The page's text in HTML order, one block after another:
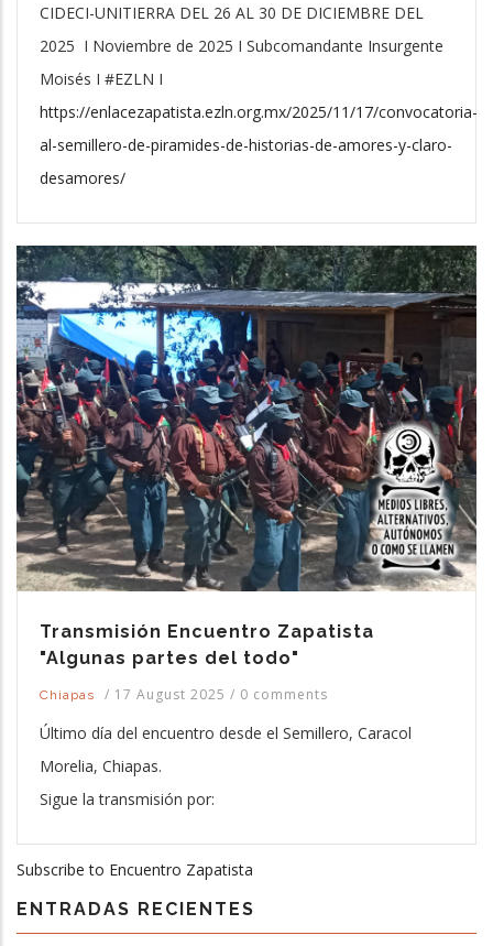
CIDECI-UNITIERRA DEL 26 AL 30 DE DICIEMBRE DEL
2025 I Noviembre de 2025 I Subcomandante Insurgente
Moisés I #EZLN I
https://enlacezapatista.ezln.org.mx/2025/11/17/convocatoria-
al-semillero-de-piramides-de-historias-de-amores-y-claro-
desamores/
Transmisión Encuentro Zapatista
"Algunas partes del todo"
Chiapas / 17 August 2025 / 0 comments
Último día del encuentro desde el Semillero, Caracol
Morelia, Chiapas.
Sigue la transmisión por:
Subscribe to Encuentro Zapatista
ENTRADAS RECIENTES